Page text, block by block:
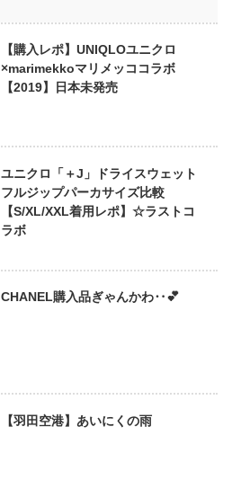
【購入レポ】UNIQLOユニクロ
×marimekkoマリメッココラボ
【2019】日本未発売
ユニクロ「＋J」ドライスウェット
フルジップパーカサイズ比較
【S/XL/XXL着用レポ】☆ラストコ
ラボ
CHANEL購入品ぎゃんかわ‥💕
【羽田空港】あいにくの雨